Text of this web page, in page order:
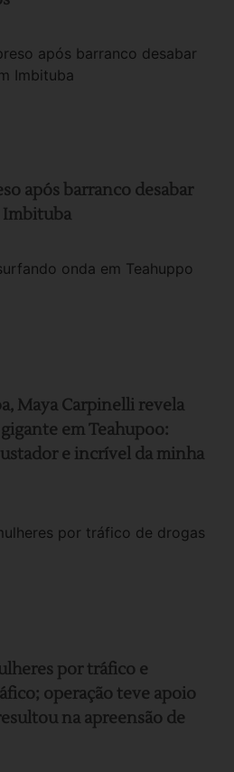
após barranco desabar
Imbituba
Maya Carpinelli revela
em Teahupoo:
e incrível da minha
por tráfico e
operação teve apoio
na apreensão de